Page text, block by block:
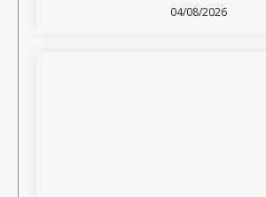
04/08/2026